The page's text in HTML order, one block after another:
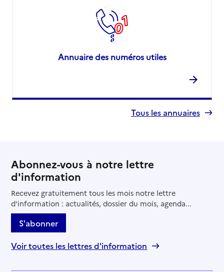
Annuaire des numéros utiles
Tous les annuaires
Abonnez-vous à notre lettre
d'information
Recevez gratuitement tous les mois notre lettre
d'information : actualités, dossier du mois, agenda...
S'abonner
Voir toutes les lettres d'information